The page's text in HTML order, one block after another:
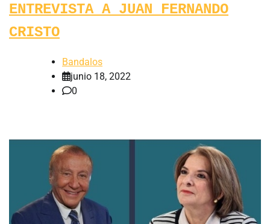
ENTREVISTA A JUAN FERNANDO
CRISTO
Bandalos
junio 18, 2022
0